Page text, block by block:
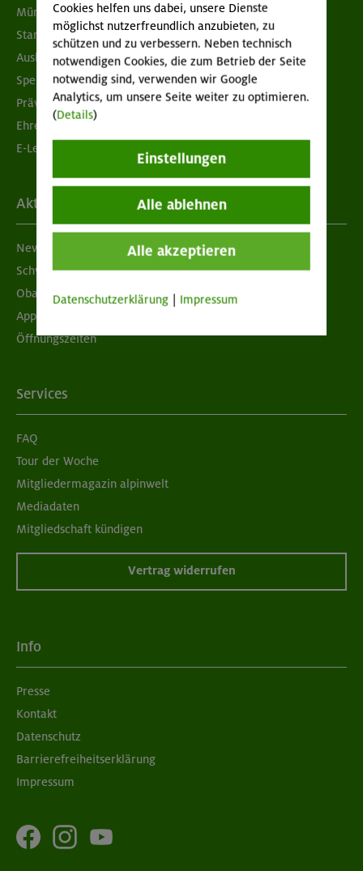
München & Oberland
Standorte
Ausbildung & Jobs
Spenden
Prävention sexualisierter Gewalt
Ehrenamtsbörse
E-Learning
Aktuelles
Newsletter
Schwarzes Brett
Obacht geben!
App "Mein DAV+"
Öffnungszeiten
Services
FAQ
Tour der Woche
Mitgliedermagazin alpinwelt
Mediadaten
Mitgliedschaft kündigen
Vertrag widerrufen
Info
Presse
Kontakt
Datenschutz
Barrierefreiheitserklärung
Impressum
Cookies helfen uns dabei, unsere Dienste
möglichst nutzerfreundlich anzubieten, zu
schützen und zu verbessern. Neben technisch
notwendigen Cookies, die zum Betrieb der Seite
notwendig sind, verwenden wir Google
Analytics, um unsere Seite weiter zu optimieren.
(Details)
Einstellungen
Alle ablehnen
Alle akzeptieren
Datenschutzerklärung Impressum